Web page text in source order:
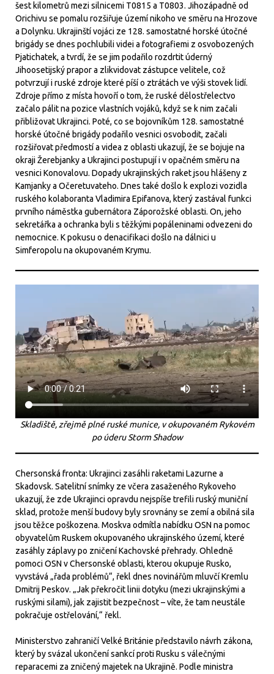
šest kilometrů mezi silnicemi T0815 a T0803. Jihozápadně od
Orichivu se pomalu rozšiřuje území nikoho ve směru na Hrozove
a Dolynku. Ukrajinští vojáci ze 128. samostatné horské útočné
brigády se dnes pochlubili videi a fotografiemi z osvobozených
Pjatichatek, a tvrdí, že se jim podařilo rozdrtit úderný
Jihoosetijský prapor a zlikvidovat zástupce velitele, což
potvrzují i ruské zdroje které píší o ztrátách ve výši stovek lidí.
Zdroje přímo z místa hovoří o tom, že ruské dělostřelectvo
začalo pálit na pozice vlastních vojáků, když se k nim začali
přibližovat Ukrajinci. Poté, co se bojovníkům 128. samostatné
horské útočné brigády podařilo vesnici osvobodit, začali
rozšiřovat předmostí a videa z oblasti ukazují, že se bojuje na
okraji Žerebjanky a Ukrajinci postupují i v opačném směru na
vesnici Konovalovu. Dopady ukrajinských raket jsou hlášeny z
Kamjanky a Očeretuvateho. Dnes také došlo k explozi vozidla
ruského kolaboranta Vladimira Epifanova, který zastával funkci
prvního náměstka gubernátora Záporožské oblasti. On, jeho
sekretářka a ochranka byli s těžkými popáleninami odvezeni do
nemocnice. K pokusu o denacifikaci došlo na dálnici u
Simferopolu na okupovaném Krymu.
Skladiště, zřejmě plné ruské munice, v okupovaném Rykovém
po úderu Storm Shadow
Chersonská fronta: Ukrajinci zasáhli raketami Lazurne a
Skadovsk. Satelitní snímky ze včera zasaženého Rykoveho
ukazují, že zde Ukrajinci opravdu nejspíše trefili ruský muniční
sklad, protože menší budovy byly srovnány se zemí a obilná sila
jsou těžce poškozena. Moskva odmítla nabídku OSN na pomoc
obyvatelům Ruskem okupovaného ukrajinského území, které
zasáhly záplavy po zničení Kachovské přehrady. Ohledně
pomoci OSN v Chersonské oblasti, kterou okupuje Rusko,
vyvstává „řada problémů“, řekl dnes novinářům mluvčí Kremlu
Dmitrij Peskov. „Jak překročit linii dotyku (mezi ukrajinskými a
ruskými silami), jak zajistit bezpečnost – víte, že tam neustále
pokračuje ostřelování,“ řekl.
Ministerstvo zahraničí Velké Británie představilo návrh zákona,
který by svázal ukončení sankcí proti Rusku s válečnými
reparacemi za zničený majetek na Ukrajině. Podle ministra